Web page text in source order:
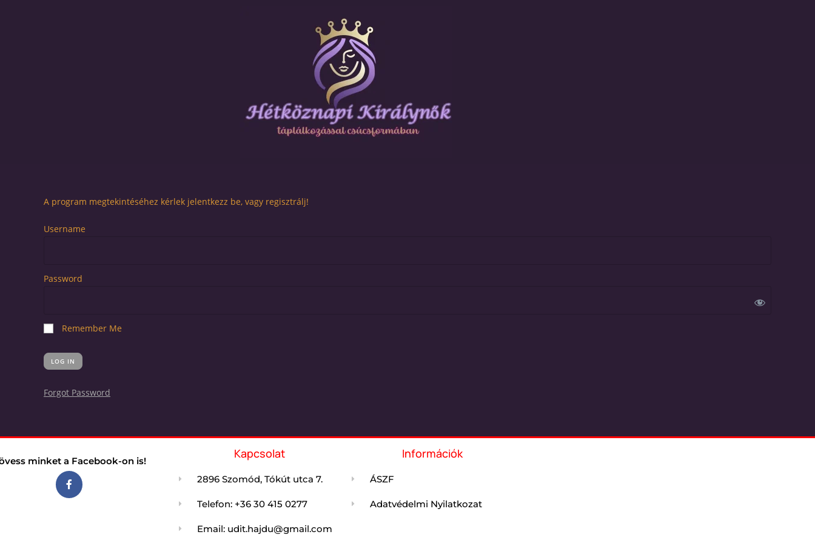
A program megtekintéséhez kérlek jelentkezz be, vagy regisztrálj!
Username
Password
Remember Me
Forgot Password
minket a Facebook-on is!
Kapcsolat
2896 Szomód, Tókút utca 7.
Telefon: +36 30 415 0277
Email: udit.hajdu@gmail.com
Információk
ÁSZF
Adatvédelmi Nyilatkozat